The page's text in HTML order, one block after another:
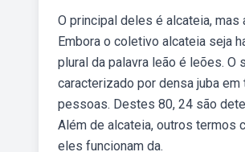
O principal deles é alcateia,
Embora o coletivo alcateia seja
plural da palavra leão é leões.
caracterizado por densa juba
pessoas. Destes 80, 24 são
Além de alcateia, outros termos
eles funcionam da.